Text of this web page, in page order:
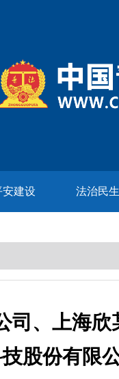
安建设 法治民生
司、上海
股份有限